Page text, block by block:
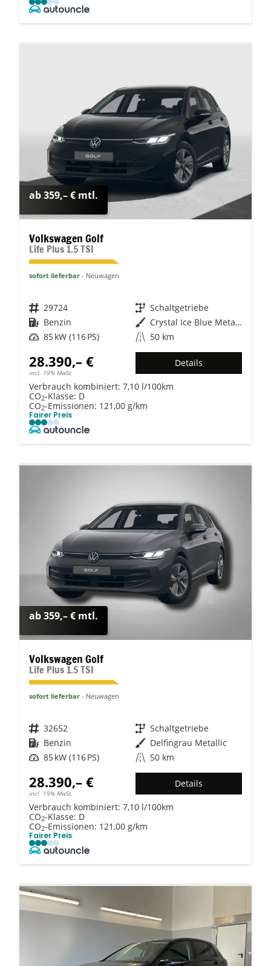
ab 359,– € mtl.
Volkswagen Golf
Life Plus 1.5 TSI
sofort lieferbar Neuwagen
Fahrzeugnr. 29724 Getriebe Schaltgetriebe
Kraftstoff Benzin Außenfarbe
Crystal Ice Blue Metallic
Leistung 85 kW (116 PS) Kilometerstand 50 km
28.390,– €
incl. 19% MwSt.
Details
Verbrauch kombiniert: 7,10 l/100km
CO2-Klasse: D
CO2-Emissionen: 121,00 g/km
Fairer Preis
ab 359,– € mtl.
Volkswagen Golf
Life Plus 1.5 TSI
sofort lieferbar Neuwagen
Fahrzeugnr. 32652 Getriebe Schaltgetriebe
Kraftstoff Benzin Außenfarbe Delfingrau Metallic
Leistung 85 kW (116 PS) Kilometerstand 50 km
28.390,– €
incl. 19% MwSt.
Details
Verbrauch kombiniert: 7,10 l/100km
CO2-Klasse: D
CO2-Emissionen: 121,00 g/km
Fairer Preis